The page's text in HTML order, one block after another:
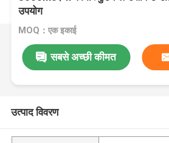
उपयोग
MOQ：एक इकाई
सबसे अच्छी कीमत
उत्पाद विवरण